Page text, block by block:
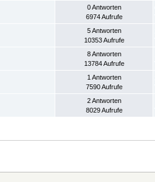
0 Antworten
6974 Aufrufe
5 Antworten
10353 Aufrufe
8 Antworten
13784 Aufrufe
1 Antworten
7590 Aufrufe
2 Antworten
8029 Aufrufe